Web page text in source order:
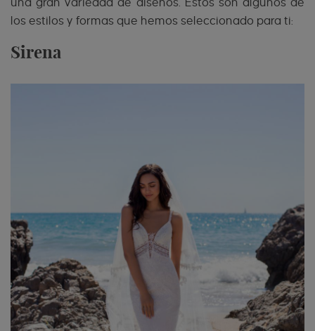
una gran variedad de diseños. Estos son algunos de
los estilos y formas que hemos seleccionado para ti:
Sirena